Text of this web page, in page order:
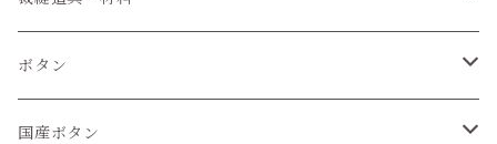
紐
ボタン
6個セット
国産ボタン